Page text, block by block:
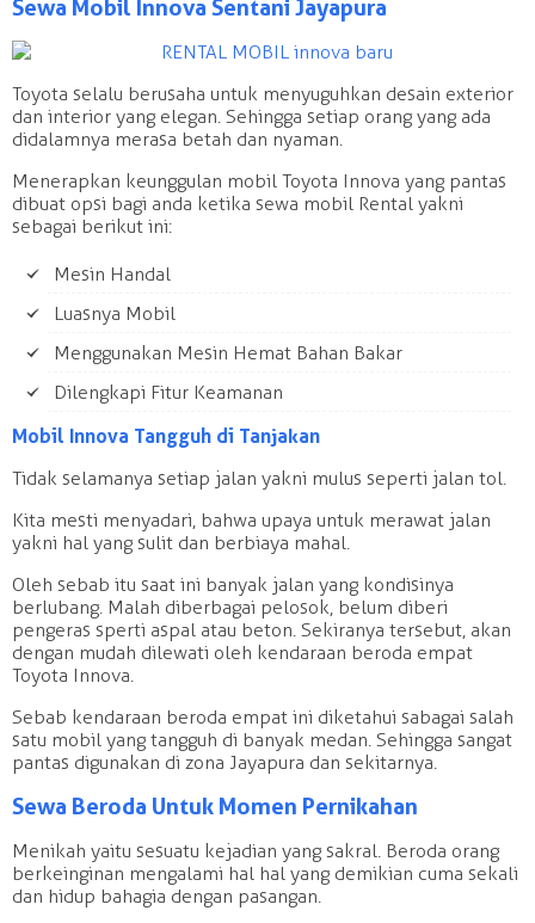
Sewa Mobil Innova Sentani Jayapura
Toyota selalu berusaha untuk menyuguhkan desain exterior
dan interior yang elegan. Sehingga setiap orang yang ada
didalamnya merasa betah dan nyaman.
Menerapkan keunggulan mobil Toyota Innova yang pantas
dibuat opsi bagi anda ketika sewa mobil Rental yakni
sebagai berikut ini:
Mesin Handal
Luasnya Mobil
Menggunakan Mesin Hemat Bahan Bakar
Dilengkapi Fitur Keamanan
Mobil Innova Tangguh di Tanjakan
Tidak selamanya setiap jalan yakni mulus seperti jalan tol.
Kita mesti menyadari, bahwa upaya untuk merawat jalan
yakni hal yang sulit dan berbiaya mahal.
Oleh sebab itu saat ini banyak jalan yang kondisinya
berlubang. Malah diberbagai pelosok, belum diberi
pengeras sperti aspal atau beton. Sekiranya tersebut, akan
dengan mudah dilewati oleh kendaraan beroda empat
Toyota Innova.
Sebab kendaraan beroda empat ini diketahui sabagai salah
satu mobil yang tangguh di banyak medan. Sehingga sangat
pantas digunakan di zona Jayapura dan sekitarnya.
Sewa Beroda Untuk Momen Pernikahan
Menikah yaitu sesuatu kejadian yang sakral. Beroda orang
berkeinginan mengalami hal hal yang demikian cuma sekali
dan hidup bahagia dengan pasangan.